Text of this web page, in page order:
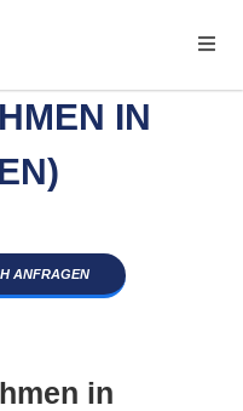
IN
ANFRAGEN
in